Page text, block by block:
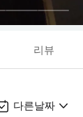
리뷰
다른날짜